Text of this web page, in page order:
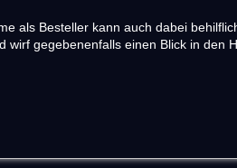
als Besteller kann auch dabei
gegebenenfalls einen Blick in den